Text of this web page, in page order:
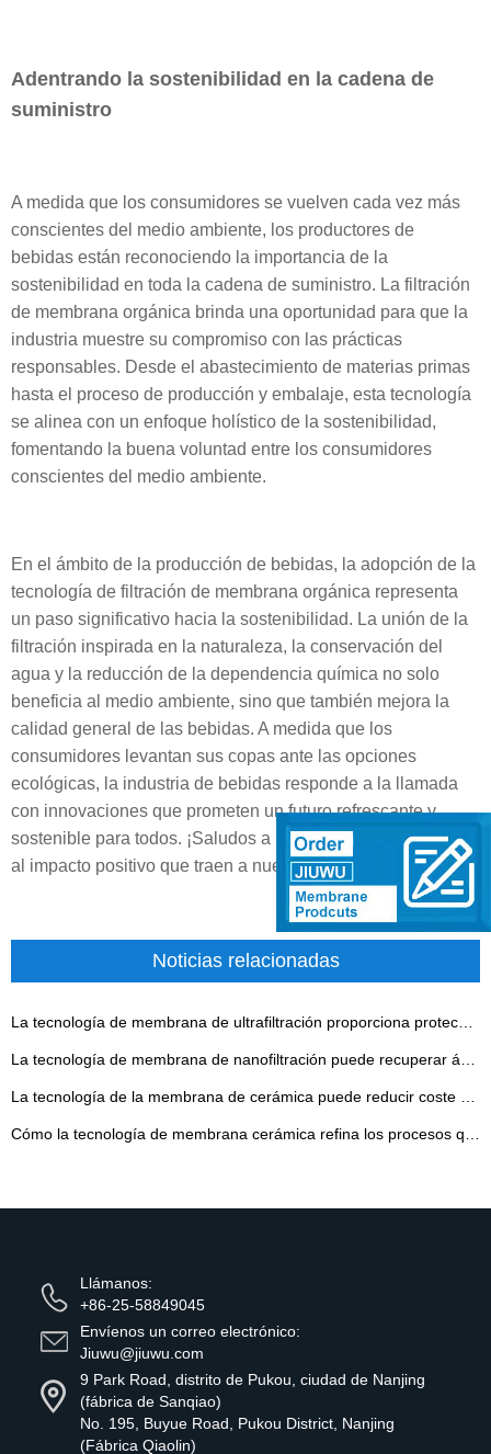
Adentrando la sostenibilidad en la cadena de
suministro
A medida que los consumidores se vuelven cada vez más
conscientes del medio ambiente, los productores de
bebidas están reconociendo la importancia de la
sostenibilidad en toda la cadena de suministro. La filtración
de membrana orgánica brinda una oportunidad para que la
industria muestre su compromiso con las prácticas
responsables. Desde el abastecimiento de materias primas
hasta el proceso de producción y embalaje, esta tecnología
se alinea con un enfoque holístico de la sostenibilidad,
fomentando la buena voluntad entre los consumidores
conscientes del medio ambiente.
En el ámbito de la producción de bebidas, la adopción de la
tecnología de filtración de membrana orgánica representa
un paso significativo hacia la sostenibilidad. La unión de la
filtración inspirada en la naturaleza, la conservación del
agua y la reducción de la dependencia química no solo
beneficia al medio ambiente, sino que también mejora la
calidad general de las bebidas. A medida que los
consumidores levantan sus copas ante las opciones
ecológicas, la industria de bebidas responde a la llamada
con innovaciones que prometen un futuro refrescante y
sostenible para todos. ¡Saludos a los trampas sostenibles y
al impacto positivo que traen a nuestro planeta!
Noticias relacionadas
Llámanos:
+86-25-58849045
Envíenos un correo electrónico:
Jiuwu@jiuwu.com
9 Park Road, distrito de Pukou, ciudad de Nanjing
(fábrica de Sanqiao)
No. 195, Buyue Road, Pukou District, Nanjing
(Fábrica Qiaolin)